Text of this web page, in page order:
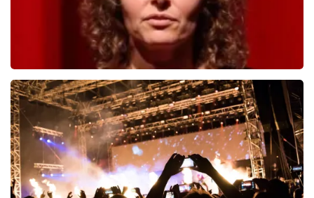
Esther van der Voort
690laatste 30 minuten
BESTEL NU